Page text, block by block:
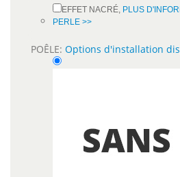
EFFET NACRÉ, PLUS
PERLE >>
POÊLE: Options d'installation